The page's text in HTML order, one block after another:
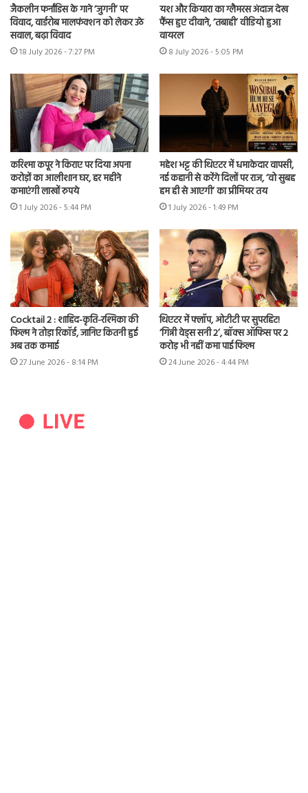
जैकलीन फर्नांडिस के गाने ‘जुगनी’ पर
विवाद, वार्डरोब मालफंक्शन को लेकर उठे
सवाल, बढ़ा विवाद
18 July 2026 - 7:27 PM
यश और कियारा का ग्लैमरस अंदाज देख
फैंस हुए दीवाने, ‘तबाही’ वीडियो हुआ
वायरल
8 July 2026 - 5:05 PM
करिश्मा कपूर ने किराए पर दिया अपना
करोड़ों का आलीशान घर, हर महीने
कमाएंगी लाखों रुपये
1 July 2026 - 5:44 PM
महेश भट्ट की थिएटर में धमाकेदार वापसी,
नई कहानी से करेंगे दिलों पर राज, ‘वो सुबह
हम ही से आएगी’ का प्रीमियर तय
1 July 2026 - 1:49 PM
Cocktail 2 : शाहिद-कृति-रश्मिका की
फिल्म ने तोड़ा रिकॉर्ड, जानिए कितनी हुई
अब तक कमाई
27 June 2026 - 8:14 PM
थिएटर में फ्लॉप, ओटीटी पर सुपरहिट!
‘गिन्नी वेड्स सनी 2’, बॉक्स ऑफिस पर 2
करोड़ भी नहीं कमा पाई फिल्म
24 June 2026 - 4:44 PM